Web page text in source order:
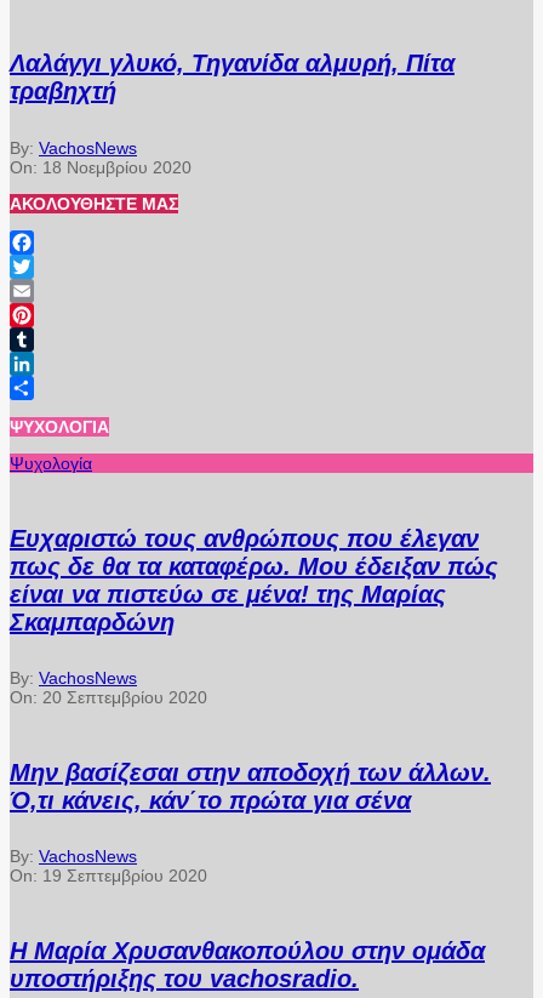
Λαλάγγι γλυκό, Τηγανίδα αλμυρή, Πίτα
τραβηχτή
By: VachosNews
On: 18 Νοεμβρίου 2020
ΑΚΟΛΟΥΘΉΣΤΕ ΜΑΣ
Facebook
Twitter
Email
Pinterest
Tumblr
LinkedIn
ΨΥΧΟΛΟΓΊΑ
Ψυχολογία
Ευχαριστώ τους ανθρώπους που έλεγαν
πως δε θα τα καταφέρω. Μου έδειξαν πώς
είναι να πιστεύω σε μένα! της Μαρίας
Σκαμπαρδώνη
By: VachosNews
On: 20 Σεπτεμβρίου 2020
Μην βασίζεσαι στην αποδοχή των άλλων.
Ό,τι κάνεις, κάν΄το πρώτα για σένα
By: VachosNews
On: 19 Σεπτεμβρίου 2020
Η Μαρία Χρυσανθακοπούλου στην ομάδα
υποστήριξης του vachosradio.